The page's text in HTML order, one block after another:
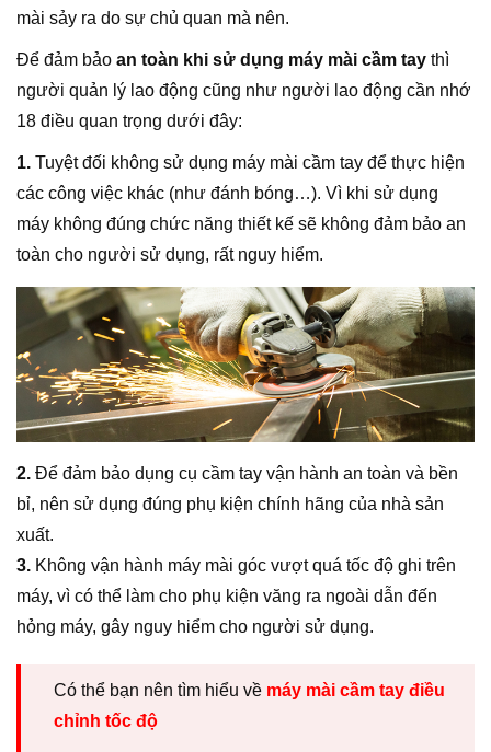
mài sảy ra do sự chủ quan mà nên.
Để đảm bảo an toàn khi sử dụng máy mài cầm tay thì
người quản lý lao động cũng như người lao động cần nhớ
18 điều quan trọng dưới đây:
1. Tuyệt đối không sử dụng máy mài cầm tay để thực hiện
các công việc khác (như đánh bóng…). Vì khi sử dụng
máy không đúng chức năng thiết kế sẽ không đảm bảo an
toàn cho người sử dụng, rất nguy hiểm.
2. Để đảm bảo dụng cụ cầm tay vận hành an toàn và bền
bỉ, nên sử dụng đúng phụ kiện chính hãng của nhà sản
xuất.
3. Không vận hành máy mài góc vượt quá tốc độ ghi trên
máy, vì có thể làm cho phụ kiện văng ra ngoài dẫn đến
hỏng máy, gây nguy hiểm cho người sử dụng.
Có thể bạn nên tìm hiểu về máy mài cầm tay điều
chỉnh tốc độ